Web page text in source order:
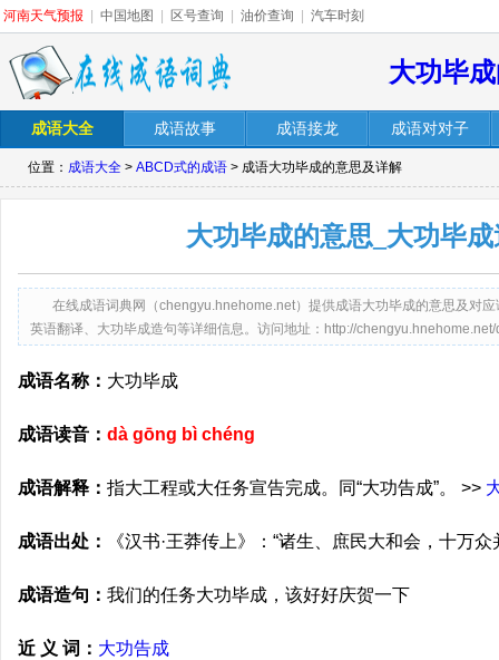
河南天气预报 中国地图 区号查询 油价查询 汽车时刻
大功毕
成语大全 成语故事 成语接龙 成语对对子
位置： 成语大全 > ABCD式的成语 > 成语大功毕成的意思及详解
大功毕成的意思_大功毕
在线成语词典网（chengyu.hnehome.net）提供成语大功毕成的意思及对
英语翻译、大功毕成造句等详细信息。访问地址：http://
成语名称： 大功毕成
成语读音： dà gōng bì chéng
成语解释： 指大工程或大任务宣告完成。同“大功告成”。 >>
成语出处： 《汉书·王莽传上》：“诸生、庶民大和会，十万
成语造句： 我们的任务大功毕成，该好好庆贺一下
近 义 词： 大功告成